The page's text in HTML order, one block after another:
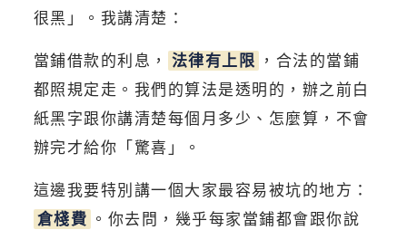
很黑」。我講清楚：
當鋪借款的利息， 法律有上限 ，合法的當鋪
都照規定走。我們的算法是透明的，辦之前白
紙黑字跟你講清楚每個月多少、怎麼算，不會
辦完才給你「驚喜」。
這邊我要特別講一個大家最容易被坑的地方：
倉棧費 。你去問，幾乎每家當鋪都會跟你說